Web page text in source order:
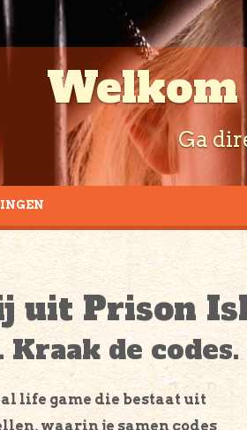
Er is
uit Prison
Kraak de
life game die bestaat uit
waarin je samen codes